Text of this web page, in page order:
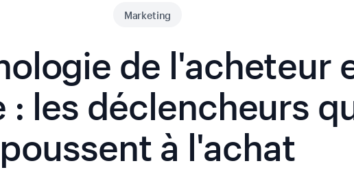
Marketing
de l'acheteur
: les déclencheurs
poussent à l'achat